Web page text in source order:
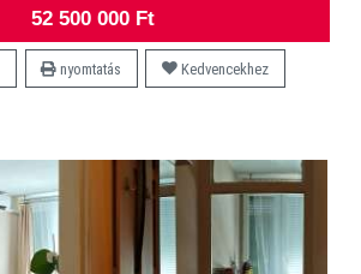
nyomtatás Kedvencekhez
52 500 000 Ft